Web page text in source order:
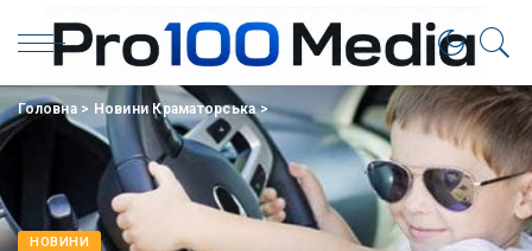
Головна> Новини Краматорська>
НОВИНИ